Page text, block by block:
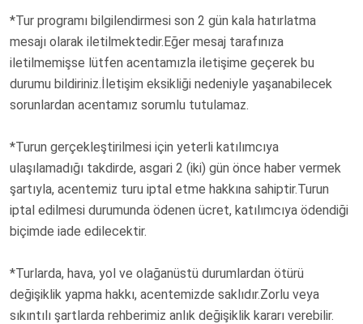
*Tur programı bilgilendirmesi son 2 gün kala hatırlatma
mesajı olarak iletilmektedir.Eğer mesaj tarafınıza
iletilmemişse lütfen acentamızla iletişime geçerek bu
durumu bildiriniz.İletişim eksikliği nedeniyle yaşanabilecek
sorunlardan acentamız sorumlu tutulamaz.
*Turun gerçekleştirilmesi için yeterli katılımcıya
ulaşılamadığı takdirde, asgari 2 (iki) gün önce haber vermek
şartıyla, acentemiz turu iptal etme hakkına sahiptir.Turun
iptal edilmesi durumunda ödenen ücret, katılımcıya ödendiği
biçimde iade edilecektir.
*Turlarda, hava, yol ve olağanüstü durumlardan ötürü
değişiklik yapma hakkı, acentemizde saklıdır.Zorlu veya
sıkıntılı şartlarda rehberimiz anlık değişiklik kararı verebilir.